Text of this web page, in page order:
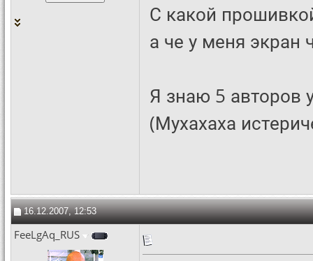
С какой
а че у меня экран
Я знаю 5 авторов
(Мухахаха
16.12.2007, 12:53
FeeLgAq_RUS